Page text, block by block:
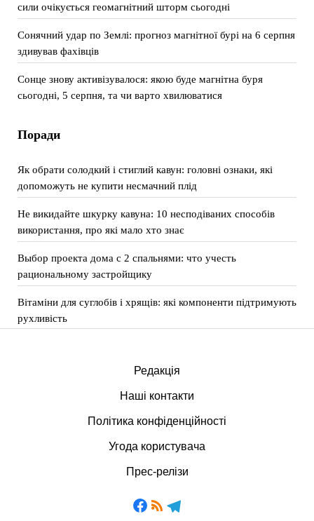
сили очікується геомагнітний шторм сьогодні
Сонячний удар по Землі: прогноз магнітної бурі на 6 серпня
здивував фахівців
Сонце знову активізувалося: якою буде магнітна буря
сьогодні, 5 серпня, та чи варто хвилюватися
Поради
Як обрати солодкий і стиглий кавун: головні ознаки, які
допоможуть не купити несмачний плід
Не викидайте шкурку кавуна: 10 несподіваних способів
використання, про які мало хто знає
Выбор проекта дома с 2 спальнями: что учесть
рациональному застройщику
Вітаміни для суглобів і хрящів: які компоненти підтримують
рухливість
Редакція
Наші контакти
Політика конфіденційності
Угода користувача
Прес-релізи